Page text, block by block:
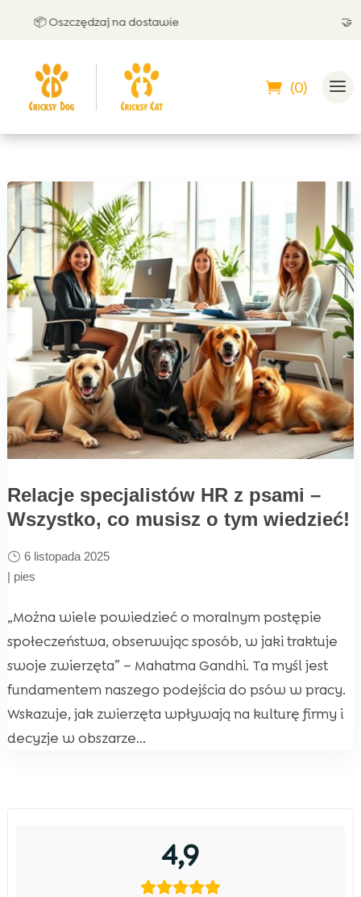
📦 Oszczędzaj na dostawie 🤝
(0)
Relacje specjalistów HR z psami –
Wszystko, co musisz o tym wiedzieć!
6 listopada 2025
| pies
„Można wiele powiedzieć o moralnym postępie
społeczeństwa, obserwując sposób, w jaki traktuje
swoje zwierzęta” – Mahatma Gandhi. Ta myśl jest
fundamentem naszego podejścia do psów w pracy.
Wskazuje, jak zwierzęta wpływają na kulturę firmy i
decyzje w obszarze...
4,9